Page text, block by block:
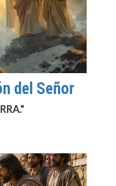
del Señor